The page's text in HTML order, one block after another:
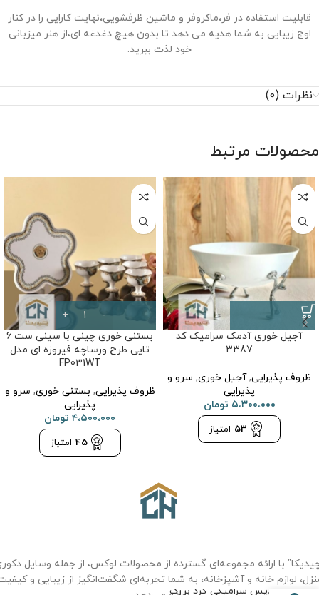
قابلیت استفاده در فر،ماکروفر و ماشین ظرفشویی،نهایت کارایی را در کنار
اوج زیبایی به شما هدیه می ‌دهد تا بدون هیچ دغدغه ‌ای،از هنر میزبانی
خود لذت ببرید.
نظرات (0)
محصولات مرتبط
آجیل خوری آدمک سرامیک کد
3387
ظروف پذیرایی,آجیل خوری, سرو و
پذیرایی
۵،۳۰۰،۰۰۰ تومان
53 امتیاز
بستنی خوری چینی با سینی ست 6
تایی طرح ورساچه فیروزه ای مدل
FP031WT
ظروف پذیرایی, بستنی خوری, سرو و
پذیرایی
۴،۵۰۰،۰۰۰ تومان
45 امتیاز
با ارائه مجموعه‌ای گسترده از محصولات لوکس، از جمله وسایل
لوازم خانه و آشپزخانه، به شما تجربه‌ای شگفت‌انگیز از زیبایی و
دیس سرامیکی گرد بزرگ